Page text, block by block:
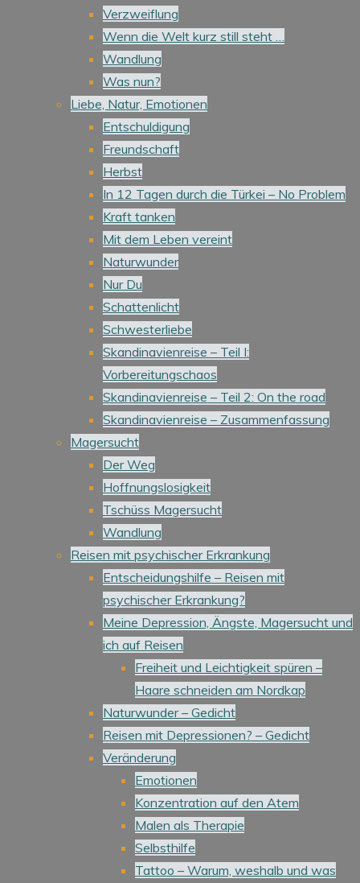
Verzweiflung
Wenn die Welt kurz still steht …
Wandlung
Was nun?
Liebe, Natur, Emotionen
Entschuldigung
Freundschaft
Herbst
In 12 Tagen durch die Türkei – No Problem
Kraft tanken
Mit dem Leben vereint
Naturwunder
Nur Du
Schattenlicht
Schwesterliebe
Skandinavienreise – Teil I:
Vorbereitungschaos
Skandinavienreise – Teil 2: On the road
Skandinavienreise – Zusammenfassung
Magersucht
Der Weg
Hoffnungslosigkeit
Tschüss Magersucht
Wandlung
Reisen mit psychischer Erkrankung
Entscheidungshilfe – Reisen mit
psychischer Erkrankung?
Meine Depression, Ängste, Magersucht und
ich auf Reisen
Freiheit und Leichtigkeit spüren –
Haare schneiden am Nordkap
Naturwunder – Gedicht
Reisen mit Depressionen? – Gedicht
Veränderung
Emotionen
Konzentration auf den Atem
Malen als Therapie
Selbsthilfe
Tattoo – Warum, weshalb und was